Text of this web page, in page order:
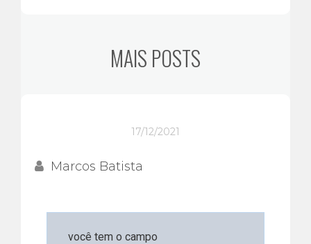
MAIS POSTS
17/12/2021
Marcos Batista
você tem o campo